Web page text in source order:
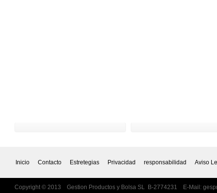
Inicio Contacto Estretegias Privacidad responsabilidad Aviso
Copyright © 2013 Gestion Productos y Bolsa SL B-2774231 E-Mail: